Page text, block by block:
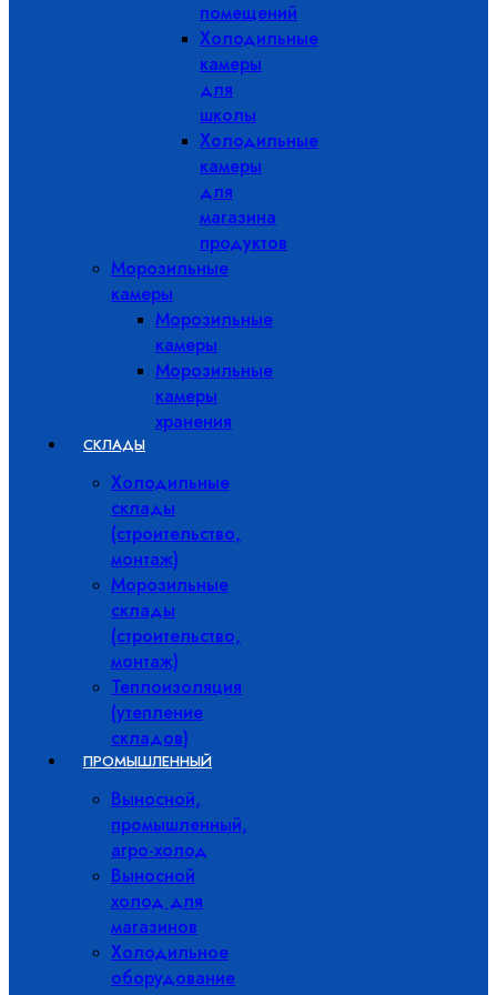
помещений
Холодильные
камеры
для
школы
Холодильные
камеры
для
магазина
продуктов
Морозильные
камеры
Морозильные
камеры
Морозильные
камеры
хранения
СКЛАДЫ
Холодильные
склады
(строительство,
монтаж)
Морозильные
склады
(строительство,
монтаж)
Теплоизоляция
(утепление
складов)
ПРОМЫШЛЕННЫЙ
Выносной,
промышленный,
агро-холод
Выносной
холод для
магазинов
Холодильное
оборудование